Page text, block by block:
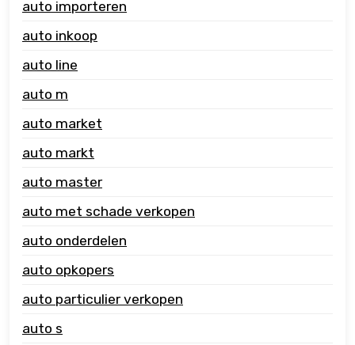
auto importeren
auto inkoop
auto line
auto m
auto market
auto markt
auto master
auto met schade verkopen
auto onderdelen
auto opkopers
auto particulier verkopen
auto s